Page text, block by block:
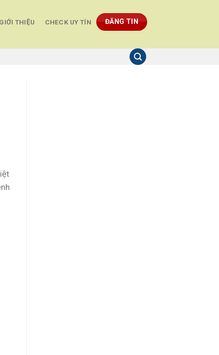
THIỆU CHECK UY TÍN ĐĂNG TIN